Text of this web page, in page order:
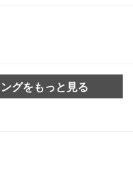
グをもっと見る